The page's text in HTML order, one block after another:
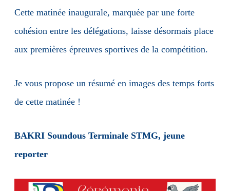
Cette matinée inaugurale, marquée par une forte
cohésion entre les délégations, laisse désormais place
aux premières épreuves sportives de la compétition.
Je vous propose un résumé en images des temps forts
de cette matinée !
BAKRI Soundous Terminale STMG, jeune
reporter